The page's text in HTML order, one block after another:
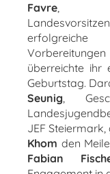
Favre, der
überreichte ihr
Geburtstag.
Seunig,
JEF
Khom den
Fabian